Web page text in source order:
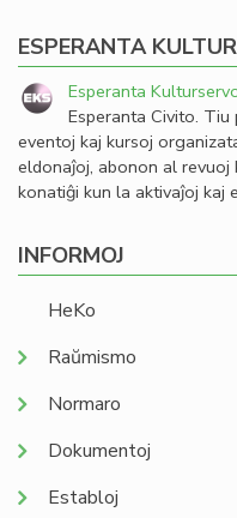
ESPERANTA
Esperanta
Esperanta Civito.
eventoj kaj kursoj
eldonaĵoj, abonon al
konatiĝi kun la aktivaĵoj kaj
INFORMOJ
HeKo
Raŭmismo
Normaro
Dokumentoj
Establoj